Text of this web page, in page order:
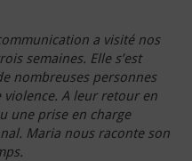
a visité nos
semaines. Elle s’est
nombreuses personnes
violence. A leur retour en
une prise en charge
Maria nous raconte son